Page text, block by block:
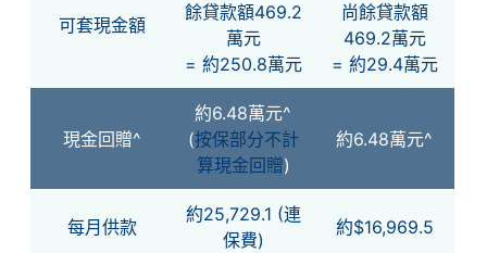
可套現金額
餘貸款額469.2
萬元
= 約250.8萬元
尚餘貸款額
469.2萬元
= 約29.4萬元
現金回贈^
約6.48萬元^
(按保部分不計
算現金回贈)
約6.48萬元^
每月供款
約25,729.1 (連
保費)
約$16,969.5